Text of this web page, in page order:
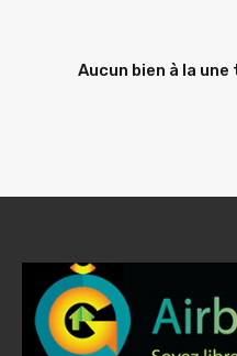
Aucun bien à la